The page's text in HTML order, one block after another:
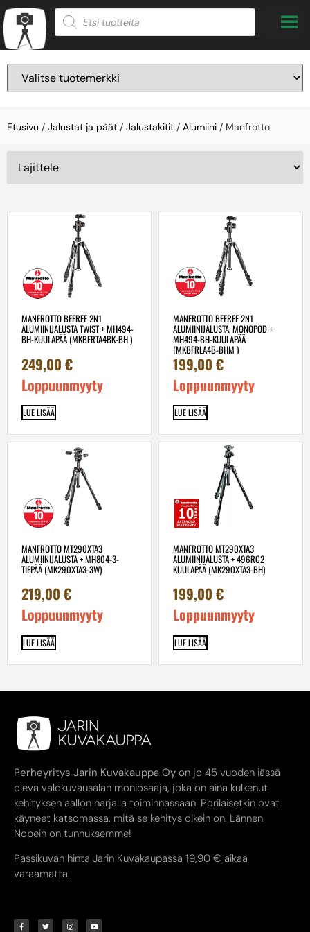
Etusivu / Jalustat ja päät / Jalustakitit / Alumiini / Manfrotto
MANFROTTO BEFREE 2N1
ALUMIINIJALUSTA TWIST + MH494-
BH-KUULAPÄÄ (MKBFRTA4BK-BH )
249,00 €
Loppuunmyyty
LUE LISÄÄ
MANFROTTO BEFREE 2N1
ALUMIINIJALUSTA, MONOPOD +
MH494-BH-KUULAPÄÄ
(MKBFRLA4B-BHM )
199,00 €
Loppuunmyyty
LUE LISÄÄ
MANFROTTO MT290XTA3
ALUMIINIJALUSTA + MH804-3-
TIEPÄÄ (MK290XTA3-3W)
219,00 €
Loppuunmyyty
LUE LISÄÄ
MANFROTTO MT290XTA3
ALUMIINIJALUSTA + 496RC2
KUULAPÄÄ (MK290XTA3-BH)
199,00 €
Loppuunmyyty
LUE LISÄÄ
Perheyritys Jarin Kuvakauppa Oy on jo 45 vuoden iässä
oleva valokuvausalan moniosaaja, joka on aina kulkenut
kehityksen aallon harjalla toiminnassaan. Porilaisetkin ovat
käyneet katsomassa, mitä se kehitys oikein on. Lännen
Nopein on tunnuksemme!
Passikuvan hinta Jarin Kuvakaupassa 19,90 € aikaa
varaamatta.